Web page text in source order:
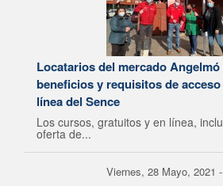
Locatarios del mercado
beneficios y requisitos de
línea del Sence
Los cursos, gratuitos y en línea,
oferta de...
Viernes, 28 Mayo, 2021